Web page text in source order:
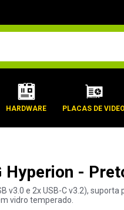
HARDWARE PLACAS DE VIDEO
Hyperion -
e 2x USB-C v3.2),
vidro temperado.